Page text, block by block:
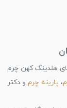
هلدینگ کهن چرم
، پارینه چرمو دکتر